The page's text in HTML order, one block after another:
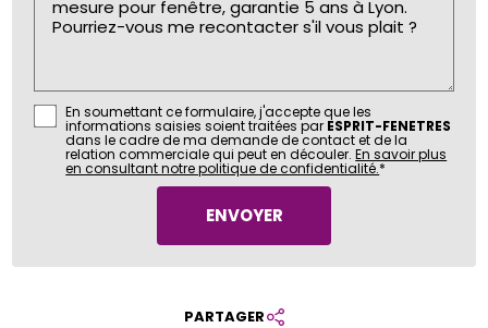
En soumettant ce formulaire, j'accepte que les
informations saisies soient traitées par ESPRIT-FENETRES
dans le cadre de ma demande de contact et de la
relation commerciale qui peut en découler.En savoir plus
en consultant notre politique de confidentialité.*
PARTAGER